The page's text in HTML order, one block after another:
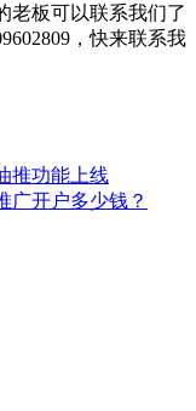
老板可以联系我们了
，快来联系我
推功能上线
广开户多少钱？